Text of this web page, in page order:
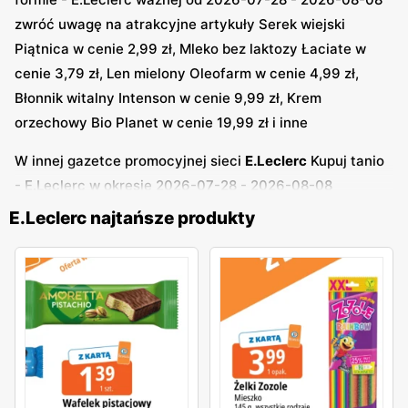
krótkimi opisami. W oczy rzucają się też napisy „Zakupy z
Powerem” i „Wow, ale cena”. Niekiedy można znaleźć w
nich również konkursy, w ramach których do wygrania są
np. samochody i bony zakupowe.
zwróć uwagę na atrakcyjne artykuły Serek wiejski
Piątnica w cenie 2,99 zł, Mleko bez laktozy Łaciate w
cenie 3,79 zł, Len mielony Oleofarm w cenie 4,99 zł,
Błonnik witalny Intenson w cenie 9,99 zł, Krem
orzechowy Bio Planet w cenie 19,99 zł i inne
W innej gazetce promocyjnej sieci E.Leclerc Kupuj tanio
- E.Leclerc w okresie 2026-07-28 - 2026-08-08
znajdziesz taniej takie produkty, jak: Wafelek Amoretta w
kremowy Hochland w cenie 2,99 zł, Żelki Zozole w cenie
3,99 zł, Danie błyskawiczne Knorr w cenie 4,79 zł, Wrap
Perla w cenie 7,99 zł, Śmietanka SM Gostyń w cenie 7,99
zł, Śmietanka SM Gostyń w cenie 16,99 zł, Łosoś
wędzony Koral w cenie 22,99 zł i inne
W kolejnej ofercie
Zadbaj o siebie i dom -
E.Leclerc najtańsze produkty